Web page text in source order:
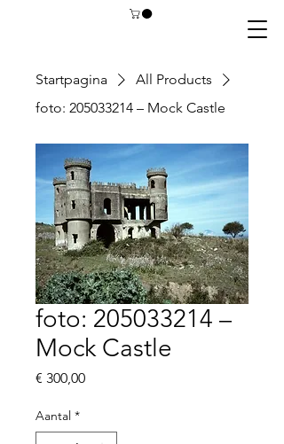
Startpagina
All Products
foto: 205033214 – Mock Castle
foto: 205033214 –
Mock Castle
€ 300,00Prijs
Aantal *